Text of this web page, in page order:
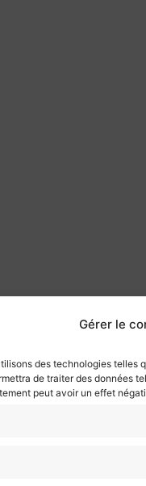
Gérer le
des technologies
de traiter des données
peut avoir un effet